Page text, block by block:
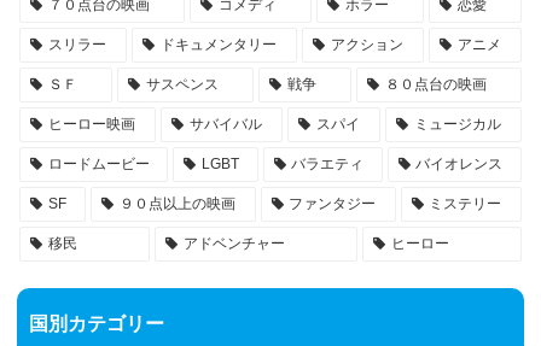
７０点台の映画 コメディ ホラー 恋愛
スリラー ドキュメンタリー アクション アニメ
ＳＦ サスペンス 戦争 ８０点台の映画
ヒーロー映画 サバイバル スパイ ミュージカル
ロードムービー LGBT バラエティ バイオレンス
SF ９０点以上の映画 ファンタジー ミステリー
移民 アドベンチャー ヒーロー
国別カテゴリー